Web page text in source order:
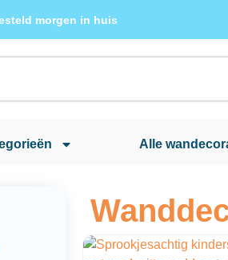
morgen in huis
Alle